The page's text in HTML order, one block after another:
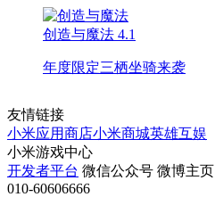
创造与魔法 4.1
年度限定三栖坐骑来袭
友情链接
小米应用商店小米商城英雄互娱
小米游戏中心
开发者平台 微信公众号 微博主页
010-60606666